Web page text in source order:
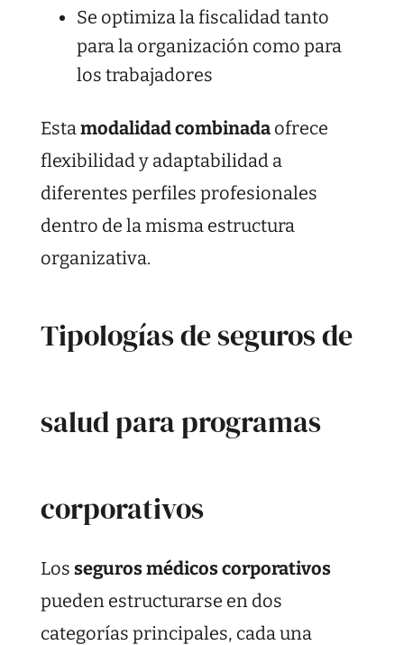
Se optimiza la fiscalidad tanto
para la organización como para
los trabajadores
Esta modalidad combinadaofrece
flexibilidad y adaptabilidad a
diferentes perfiles profesionales
dentro de la misma estructura
organizativa.
Tipologías de seguros de
salud para programas
corporativos
Los seguros médicos corporativos
pueden estructurarse en dos
categorías principales, cada una